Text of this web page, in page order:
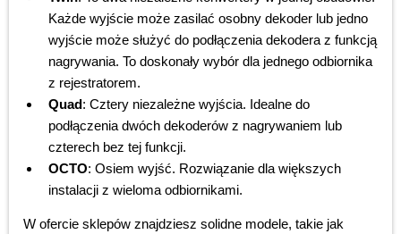
Każde wyjście może zasilać osobny dekoder lub jedno
wyjście może służyć do podłączenia dekodera z funkcją
nagrywania. To doskonały wybór dla jednego odbiornika
z rejestratorem.
Quad: Cztery niezależne wyjścia. Idealne do
podłączenia dwóch dekoderów z nagrywaniem lub
czterech bez tej funkcji.
OCTO: Osiem wyjść. Rozwiązanie dla większych
instalacji z wieloma odbiornikami.
W ofercie sklepów znajdziesz solidne modele, takie jak